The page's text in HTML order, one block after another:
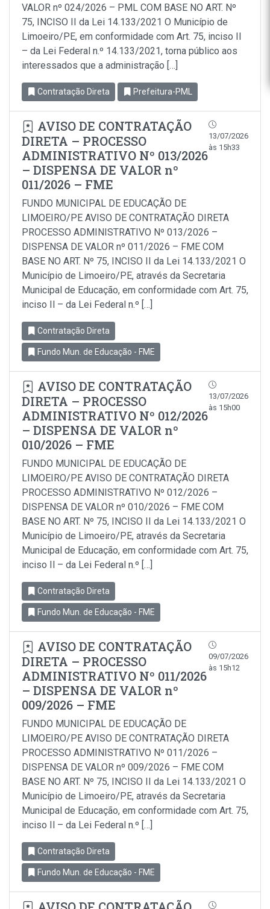
VALOR nº 024/2026 – PML COM BASE NO ART. Nº
75, INCISO II da Lei 14.133/2021 O Município de
Limoeiro/PE, em conformidade com Art. 75, inciso Il
– da Lei Federal n.º 14.133/2021, torna público aos
interessados que a administração […]
Contratação Direta Prefeitura-PML
AVISO DE CONTRATAÇÃO
DIRETA – PROCESSO
ADMINISTRATIVO Nº 013/2026
– DISPENSA DE VALOR nº
011/2026 – FME
13/07/2026
às 15h33
FUNDO MUNICIPAL DE EDUCAÇÃO DE
LIMOEIRO/PE AVISO DE CONTRATAÇÃO DIRETA
PROCESSO ADMINISTRATIVO Nº 013/2026 –
DISPENSA DE VALOR nº 011/2026 – FME COM
BASE NO ART. Nº 75, INCISO II da Lei 14.133/2021 O
Município de Limoeiro/PE, através da Secretaria
Municipal de Educação, em conformidade com Art. 75,
inciso Il – da Lei Federal n.º […]
Contratação Direta
Fundo Mun. de Educação - FME
AVISO DE CONTRATAÇÃO
DIRETA – PROCESSO
ADMINISTRATIVO Nº 012/2026
– DISPENSA DE VALOR nº
010/2026 – FME
13/07/2026
às 15h00
FUNDO MUNICIPAL DE EDUCAÇÃO DE
LIMOEIRO/PE AVISO DE CONTRATAÇÃO DIRETA
PROCESSO ADMINISTRATIVO Nº 012/2026 –
DISPENSA DE VALOR nº 010/2026 – FME COM
BASE NO ART. Nº 75, INCISO II da Lei 14.133/2021 O
Município de Limoeiro/PE, através da Secretaria
Municipal de Educação, em conformidade com Art. 75,
inciso Il – da Lei Federal n.º […]
Contratação Direta
Fundo Mun. de Educação - FME
AVISO DE CONTRATAÇÃO
DIRETA – PROCESSO
ADMINISTRATIVO Nº 011/2026
– DISPENSA DE VALOR nº
009/2026 – FME
09/07/2026
às 15h12
FUNDO MUNICIPAL DE EDUCAÇÃO DE
LIMOEIRO/PE AVISO DE CONTRATAÇÃO DIRETA
PROCESSO ADMINISTRATIVO Nº 011/2026 –
DISPENSA DE VALOR nº 009/2026 – FME COM
BASE NO ART. Nº 75, INCISO II da Lei 14.133/2021 O
Município de Limoeiro/PE, através da Secretaria
Municipal de Educação, em conformidade com Art. 75,
inciso Il – da Lei Federal n.º […]
Contratação Direta
Fundo Mun. de Educação - FME